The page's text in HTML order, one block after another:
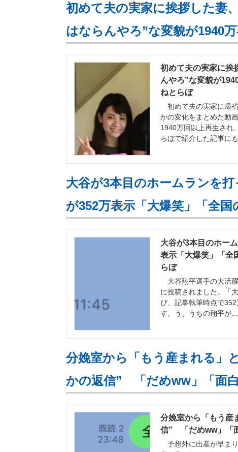
初めて夫の実家に挨拶した
はならんやろ”な変貌が1940
初めて夫の実家に
んやろ”な変貌が
ねとらぼ
初めて夫の実家に帰
かの変化をまとめた動
1940万回以上再生され
らぼで紹介した記事に
大谷が3本目のホームランを
が352万表示「大爆笑」「全国
大谷が3本目のホー
表示「大爆笑」「全
らぼ
大谷翔平選手の大活躍
に投稿されました。「
び、記事執筆時点で
す。う、うちの翔平
分娩室から「もう産まれる」
かの返信” 「だめww」「面
分娩室から「もう産
信” 「だめww」「
予想外に出産が早ま